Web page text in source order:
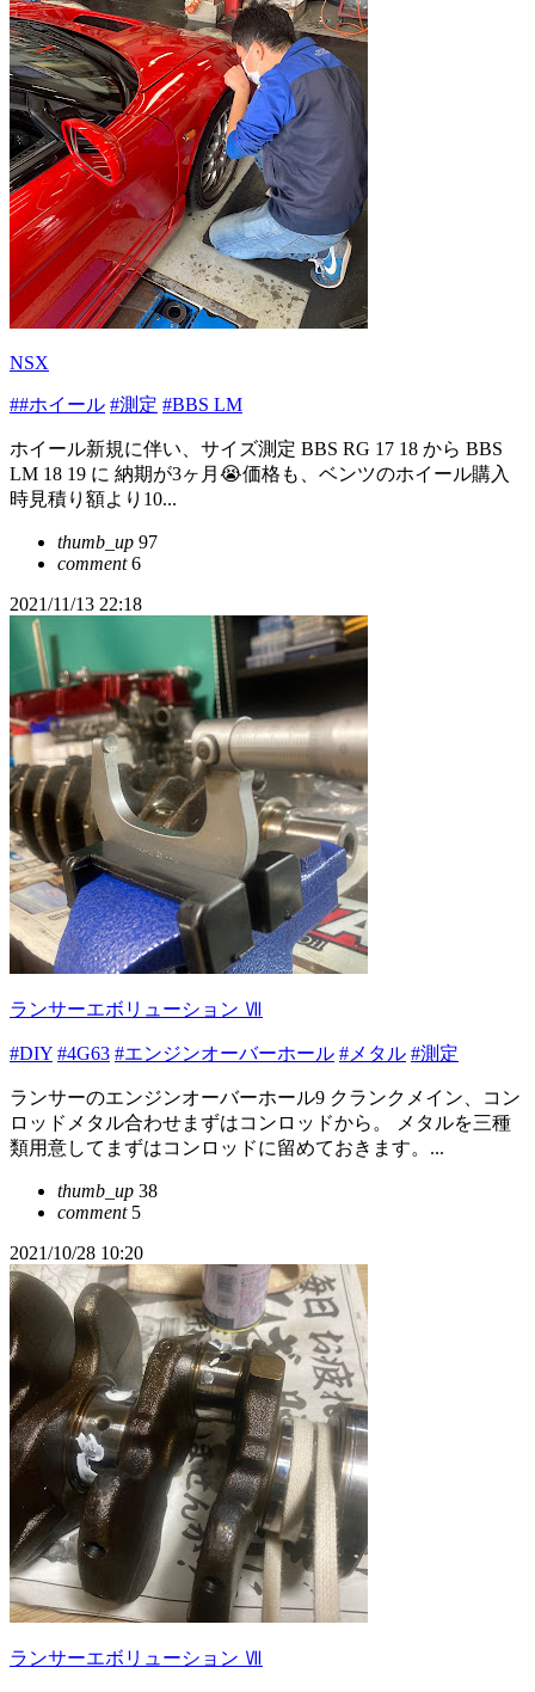
NSX
##ホイール #測定 #BBS LM
ホイール新規に伴い、サイズ測定 BBS RG 17 18 から BBS
LM 18 19 に 納期が3ヶ月😭価格も、ベンツのホイール購入
時見積り額より10...
thumb_up 97
comment6
2021/11/13 22:18
ランサーエボリューション Ⅶ
#DIY #4G63 #エンジンオーバーホール #メタル #測定
ランサーのエンジンオーバーホール9 クランクメイン、コン
ロッドメタル合わせまずはコンロッドから。 メタルを三種
類用意してまずはコンロッドに留めておきます。...
thumb_up 38
comment5
2021/10/28 10:20
ランサーエボリューション Ⅶ